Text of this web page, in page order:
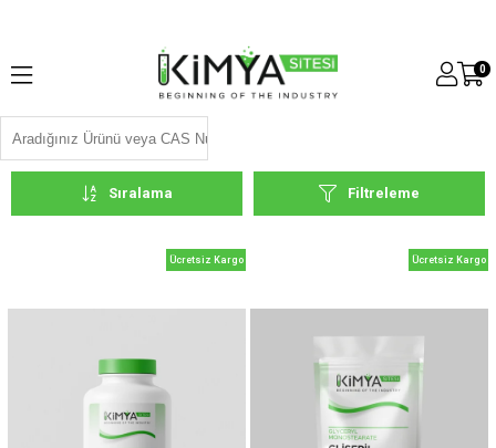
0
Filtreleme
Sıralama
Ücretsiz Kargo Ücretsiz Kargo